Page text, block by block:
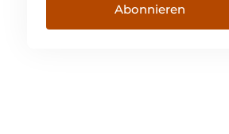
Abonnieren